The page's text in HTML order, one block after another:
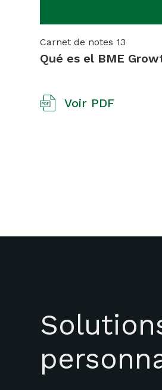
Carnet de notes 13
Qué es el BME
Voir PDF